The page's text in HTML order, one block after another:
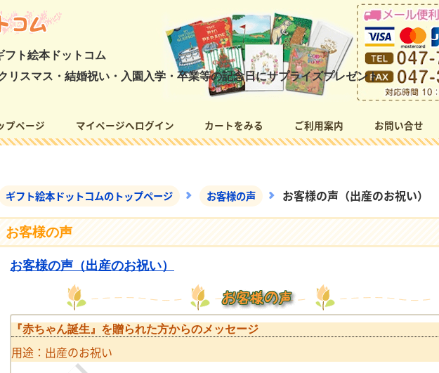
ト絵本ドットコム
リスマス・結婚祝い・入園入学・卒業等の記念日にサプライズプレゼント
プページ マイページへログイン カートをみる ご利用案内 お問い合せ
ギフト絵本ドットコムのトップページ お客様の声 お客様の声（出産のお祝い）
お客様の声
お客様の声（出産のお祝い）
『赤ちゃん誕生』を贈られた方からのメッセージ
用途：出産のお祝い